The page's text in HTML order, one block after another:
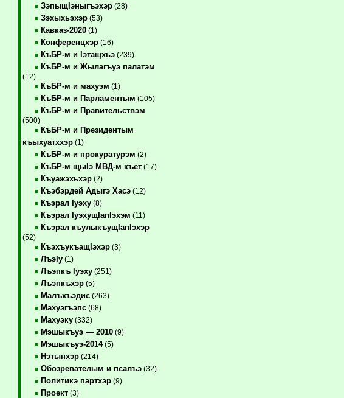
ЗэпыщIэныгъэхэр(28)
Зэхыхьэхэр(53)
Кавказ-2020(1)
Конференцхэр(16)
КъБР-м и Iэтащхьэ(239)
КъБР-м и Жылагъуэ палатэм
(12)
КъБР-м и махуэм (1)
КъБР-м и Парламентым (105)
КъБР-м и Правительствэм
(500)
КъБР-м и Президентым
къыхуатххэр(1)
КъБР-м и прокуратурэм (2)
КъБР-м щыIэ МВД-м къет(17)
Къуажэхьхэр(2)
Къэбэрдей Адыгэ Хасэ(12)
Къэрал Iуэху(8)
Къэрал IуэхущIапIэхэм (11)
Къэрал къулыкъущIапIэхэр
(52)
КъэхъукъащIэхэр(3)
ЛъэIу(1)
Лъэпкъ Iуэху(251)
Лъэпкъхэр(5)
Малъхъэдис(263)
Махуэгъэпс(68)
Махуэку(332)
Мэшыкъуэ — 2010(9)
Мэшыкъуэ-2014(5)
Нэтынхэр(214)
Обозревателым и псалъэ(32)
Политикэ партхэр(9)
Проект(3)